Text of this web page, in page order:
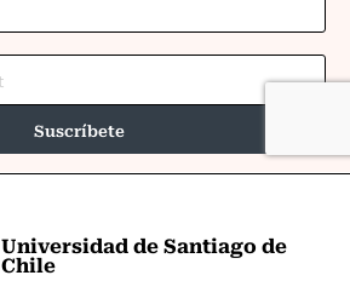
Universidad de Santiago de
Chile